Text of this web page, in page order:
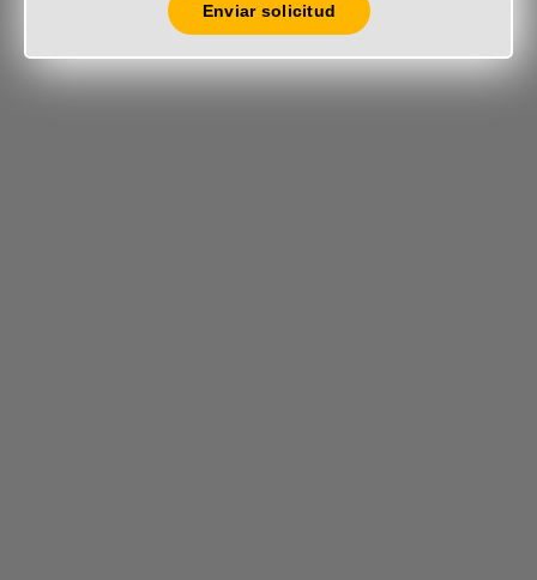
Enviar solicitud